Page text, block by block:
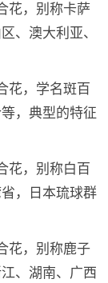
花，别称卡萨
、澳大利亚、
花，学名斑百
，典型的特征
花，别称白百
，日本琉球群
花，别称鹿子
、湖南、广西